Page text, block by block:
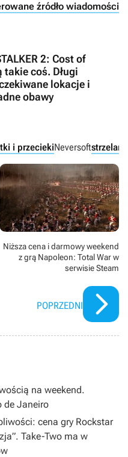
źródło wiadomości
2: Cost of
coś. Długi
lokacje i
obawy
i przeciekiNeversoft
Niższa cena i darmowy weekend
z grą Napoleon: Total War w
serwisie Steam
POPRZEDNI
na weekend.
de Janeiro
cena gry Rockstar
Take-Two ma w